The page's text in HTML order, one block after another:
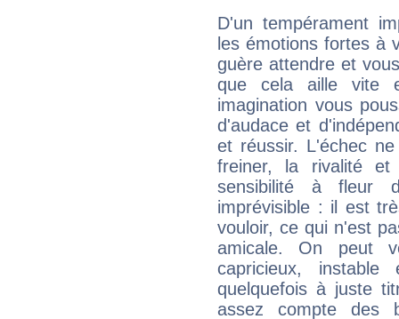
D'un tempérament
les émotions fortes à
guère attendre et
que cela aille vite
imagination vous
d'audace et
et réussir. L'échec
freiner, la rivalité et
sensibilité à fleur
imprévisible : il est
vouloir, ce qui n'est
amicale. On peut
capricieux,
quelquefois à juste
assez compte des